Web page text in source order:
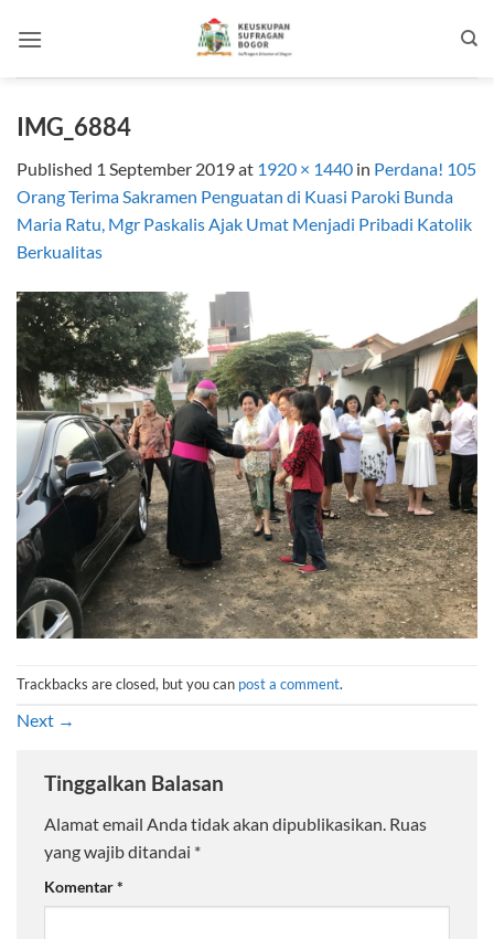
IMG_6884
Published 1 September 2019at 1920 × 1440 in Perdana! 105
Orang Terima Sakramen Penguatan di Kuasi Paroki Bunda
Maria Ratu, Mgr Paskalis Ajak Umat Menjadi Pribadi Katolik
Berkualitas
Trackbacks are closed, but you can post a comment.
Next →
Tinggalkan Balasan
Alamat email Anda tidak akan dipublikasikan. Ruas
yang wajib ditandai *
Komentar*